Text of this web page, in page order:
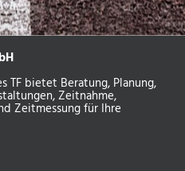
TF bietet Beratung, Planung,
Zeitnahme,
Zeitmessung für Ihre